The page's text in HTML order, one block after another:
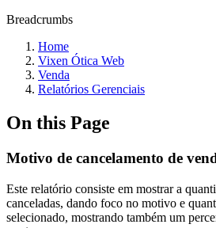
Breadcrumbs
Home
Vixen Ótica Web
Venda
Relatórios Gerenciais
On this Page
Motivo de cancelamento de
Este relatório consiste em mostrar a
canceladas, dando foco no motivo e
selecionado, mostrando também um